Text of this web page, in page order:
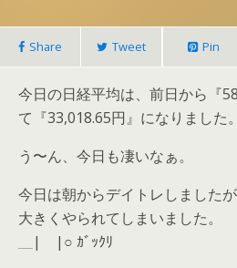
Share Tweet Pin
今日の日経平均は、前日から『
て『33,018.65円』になりました。
う〜ん、今日も凄いなぁ。
今日は朝からデイトレしました
大きくやられてしまいました。
＿|￣|○ ｶﾞｯｸﾘ